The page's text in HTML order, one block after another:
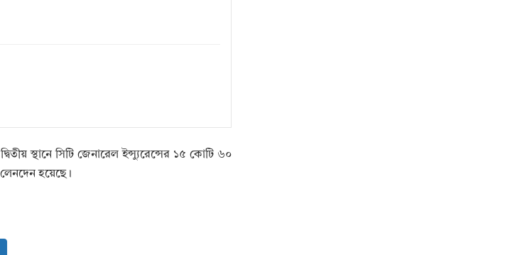
স্থানে সিটি জেনারেল ইন্স্যুরেন্সের ১৫ কোটি ৬০
হয়েছে।